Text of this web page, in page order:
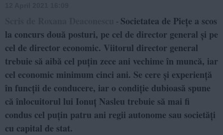
- Societatea de Piețe a scos
la concurs două posturi, pe cel de director general și pe
cel de director economic. Viitorul director general
trebuie să aibă cel puțin zece ani vechime în muncă, iar
cel economic minimum cinci ani. Se cere și experiență
în funcții de conducere, iar o condiție dubioasă spune
că înlocuitorul lui Ionuț Nasleu trebuie să mai fi
condus cel puțin patru ani regii autonome sau societăți
cu capital de stat.